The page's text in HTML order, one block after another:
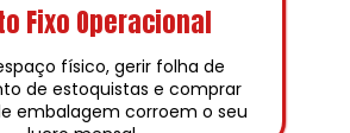
Fixo Operacional
físico, gerir folha de
de estoquistas e comprar
embalagem corroem o seu